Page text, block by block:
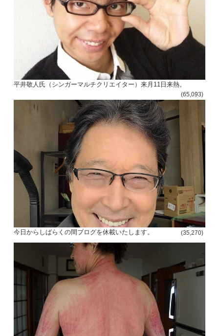
平井敬人氏（シンガーマルチクリエイター）来月11日来熱。
(65,093)
今日からしばらくの間ブログを休載いたします。 (35,270)